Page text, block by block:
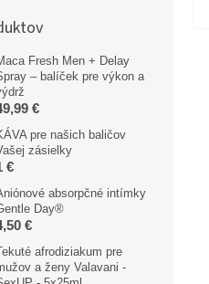
Fresh Men + Delay
– balíček pre výkon a
€
pre našich baličov
zásielky
€
absorpčné intímky
Day®
€
afrodiziakum pre
a ženy Valavani -